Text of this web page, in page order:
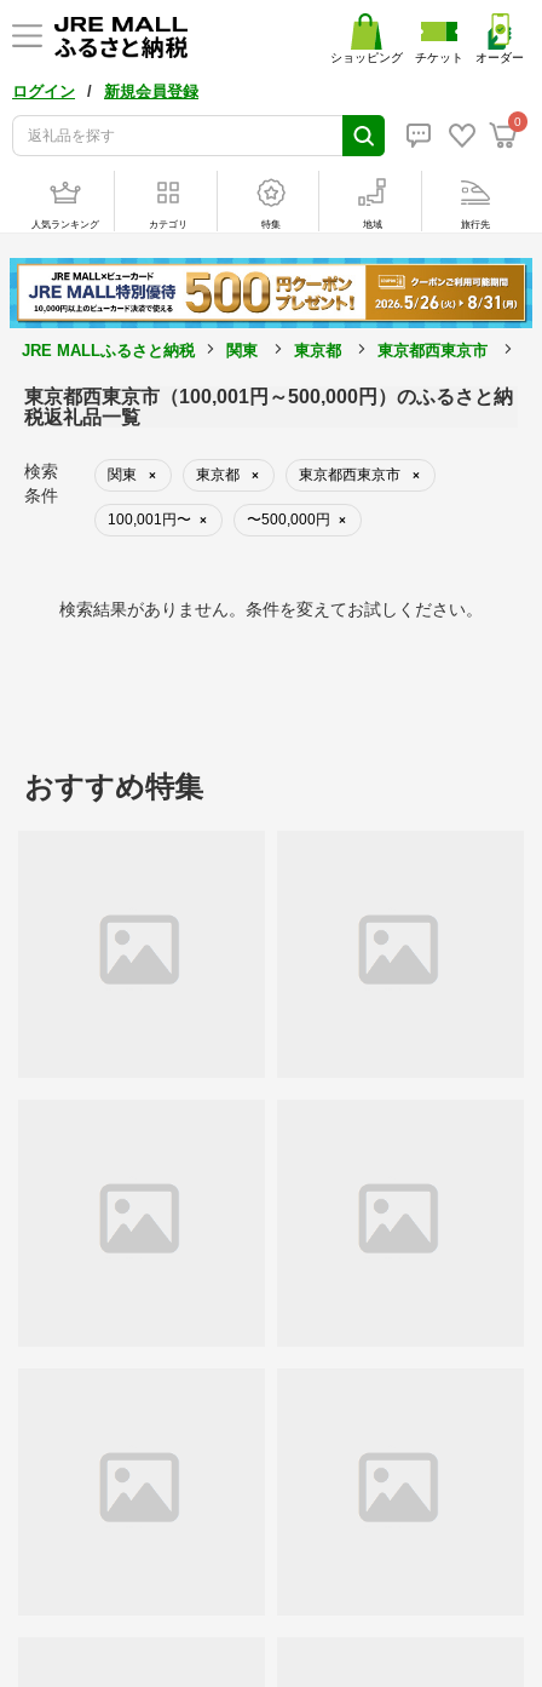
ログイン / 新規会員登録
0
ショッピング チケット オーダー
人気ランキング カテゴリ 特集 地域 旅行先
JRE MALLふるさと納税 関東 東京都 東京都西東京市
東京都西東京市（100,001円～500,000円）のふるさと納
税返礼品一覧
検索
条件
関東 × 東京都 × 東京都西東京市 ×
100,001円〜 × 〜500,000円 ×
検索結果がありません。条件を変えてお試しください。
おすすめ特集